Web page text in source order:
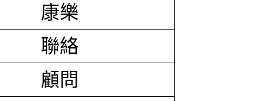
康樂
聯絡
顧問